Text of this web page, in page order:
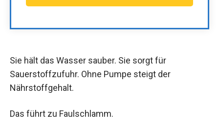
Sie hält das Wasser sauber. Sie sorgt für
Sauerstoffzufuhr. Ohne Pumpe steigt der
Nährstoffgehalt.
Das führt zu Faulschlamm.